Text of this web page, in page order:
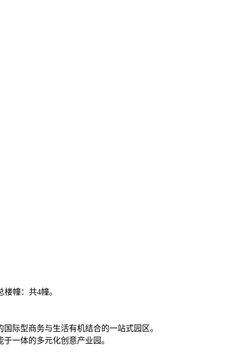
幢：共4幢。
际型商务与生活有机结合的一站式园区。
一体的多元化创意产业园。